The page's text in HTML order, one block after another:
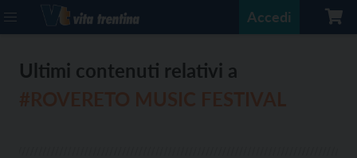
Accedi
Ultimi contenuti relativi a